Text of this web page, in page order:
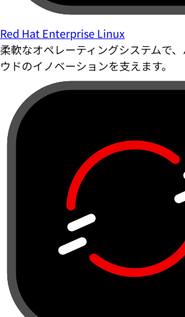
Red Hat Enterprise Linux
柔軟なオペレーティングシステムで
ウドのイノベーションを支えます。